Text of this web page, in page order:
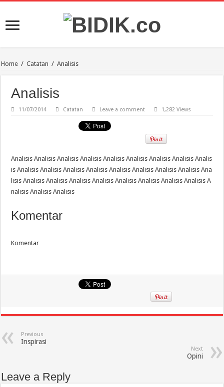
Home / Catatan / Analisis
Analisis
11/07/2014 Catatan Leave a comment 1,282 Views
Analisis Analisis Analisis Analisis Analisis Analisis Analisis Analisis Analis
is Analisis Analisis Analisis Analisis Analisis Analisis Analisis Analisis Ana
lisis Analisis Analisis Analisis Analisis Analisis Analisis Analisis Analisis A
nalisis Analisis Analisis
Komentar
Komentar
Previous
Inspirasi
Next
Opini
Leave a Reply